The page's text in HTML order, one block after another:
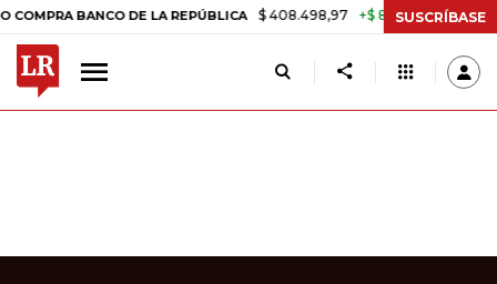
BANCO DE LA REPÚBLICA $ 408.498,97 +$ 8.753,81 +2,19%
SUSCRÍBASE